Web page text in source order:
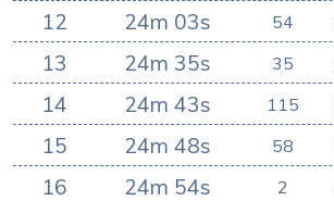
12 24m 03s 54
13 24m 35s 35
14 24m 43s 115
15 24m 48s 58
16 24m 54s 2